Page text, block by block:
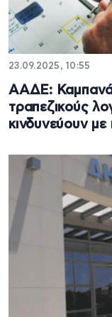
23.09.2025, 10:55
ΑΑΔΕ:
τραπεζικούς
κινδυνεύουν με